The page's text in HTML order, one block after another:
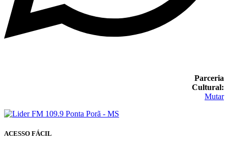
Parceria
Cultural:
Mutar
ACESSO FÁCIL